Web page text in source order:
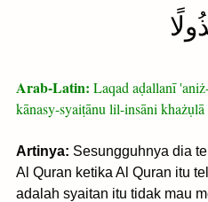
Arab-Latin: Laqad aḍallanī
kānasy-syaiṭānu lil-insāni khażụlā
Artinya: Sesungguhnya dia
Al Quran ketika Al Quran itu
adalah syaitan itu tidak mau